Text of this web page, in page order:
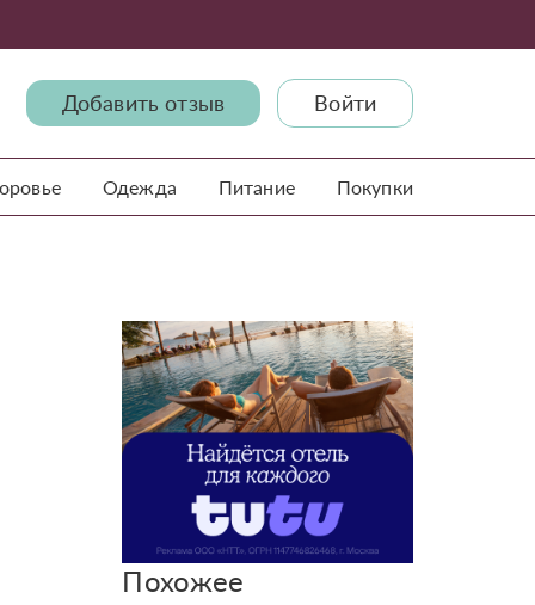
Добавить отзыв Войти
Одежда Питание Покупки
Похожее